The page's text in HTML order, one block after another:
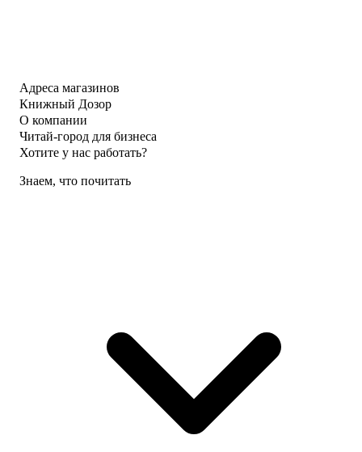
Адреса магазинов
Книжный Дозор
О компании
Читай-город для бизнеса
Хотите у нас работать?
Знаем, что почитать